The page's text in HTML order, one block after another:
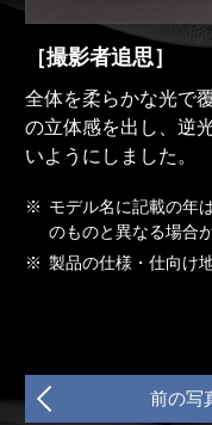
［撮影者追思］
全体を柔らかな光で
の立体感を出し、逆
いようにしました。
※ モデル名に記載の年
のものと異なる場合
※ 製品の仕様・仕向け
前の写